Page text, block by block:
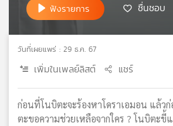
แผนที่
เครือ
ข่าย
ฟังรายการ ชื่นชอบ
วันที่เผยแพร่ : 29 ธ.ค. 67
เพิ่มในเพลย์ลิสต์ แชร์
ก่อนที่โนบิตะจะร้องหาโดราเอมอน แล้
ตะขอความช่วยเหลือจากใคร ? โนบิตะขี้